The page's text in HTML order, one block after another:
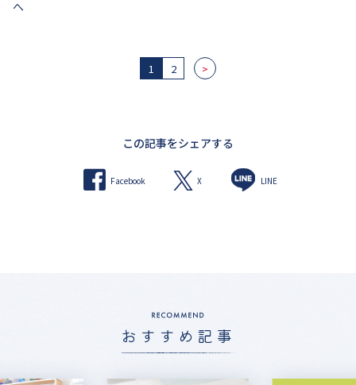
へ
1 2 >
この記事をシェアする
Facebook X LINE
おすすめ記事